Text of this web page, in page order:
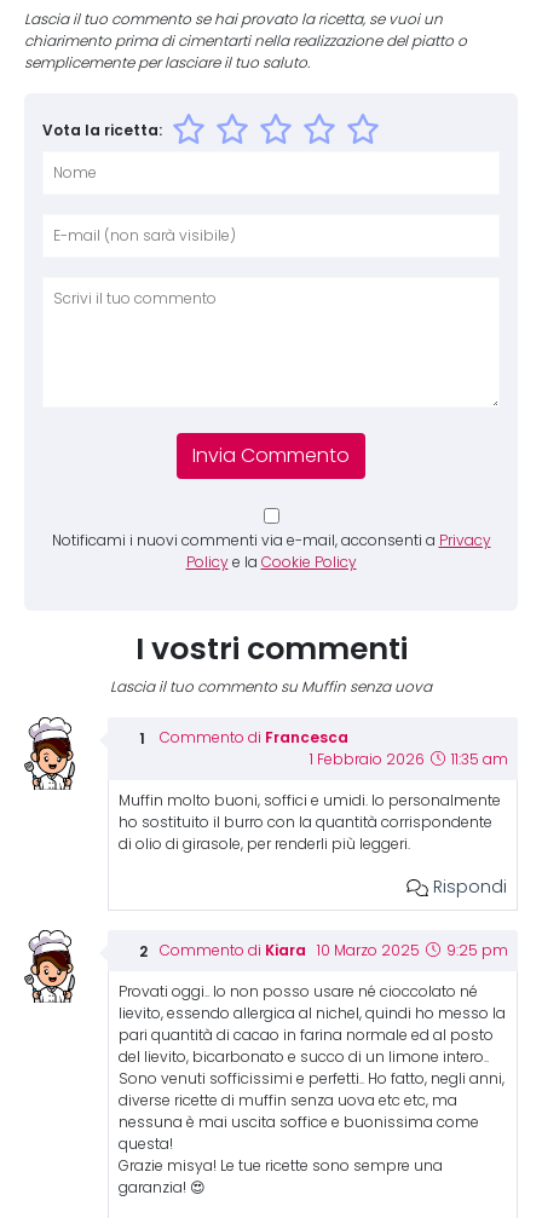
Lascia il tuo commento se hai provato la ricetta, se vuoi un
chiarimento prima di cimentarti nella realizzazione del piatto o
semplicemente per lasciare il tuo saluto.
Vota la ricetta:
Notificami i nuovi commenti via e-mail, acconsenti a Privacy
Policy e la Cookie Policy
I vostri commenti
Lascia il tuo commento su Muffin senza uova
Commento di Francesca
1 Febbraio 2026 11:35 am
Muffin molto buoni, soffici e umidi. Io personalmente
ho sostituito il burro con la quantità corrispondente
di olio di girasole, per renderli più leggeri.
Rispondi
Commento di Kiara 10 Marzo 2025 9:25 pm
Provati oggi.. Io non posso usare né cioccolato né
lievito, essendo allergica al nichel, quindi ho messo la
pari quantità di cacao in farina normale ed al posto
del lievito, bicarbonato e succo di un limone intero..
Sono venuti sofficissimi e perfetti.. Ho fatto, negli anni,
diverse ricette di muffin senza uova etc etc, ma
nessuna è mai uscita soffice e buonissima come
questa!
Grazie misya! Le tue ricette sono sempre una
garanzia! 😍